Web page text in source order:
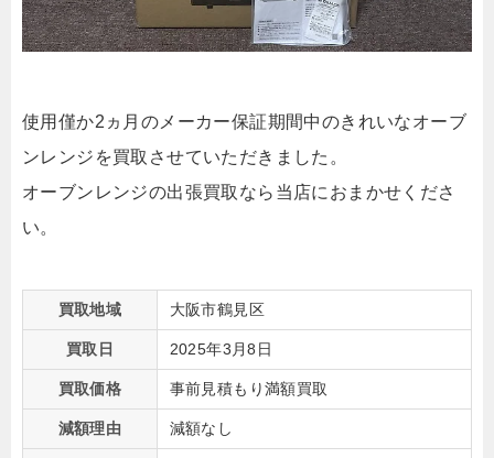
使用僅か2ヵ月のメーカー保証期間中のきれいなオーブ
ンレンジを買取させていただきました。
オーブンレンジの出張買取なら当店におまかせくださ
い。
買取地域 大阪市鶴見区
買取日 2025年3月8日
買取価格 事前見積もり満額買取
減額理由 減額なし